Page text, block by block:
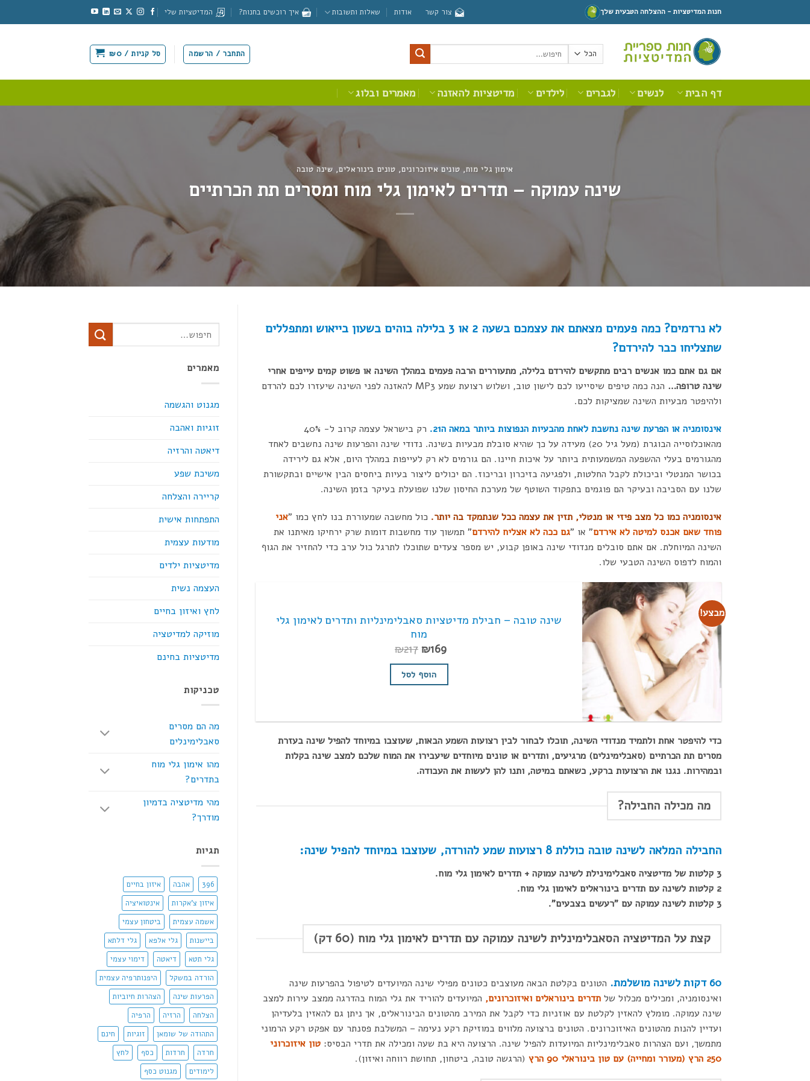
to
חנות המדיטציות - ההצלחה הטבעית שלך צור קשר אודות שאלות ותשובות איך רוכשים בחנות? המדיטציות שלי
התחבר / הרשמה סל קניות / ₪0
דף הבית לנשים לגברים לילדים מדיטציות להאזנה מאמרים ובלוג
אימון גלי מוח, טונים איזוכרונים, טונים בינוראלים, שינה טובה
שינה עמוקה – תדרים לאימון גלי מוח ומסרים תת הכרתיים
לא נרדמים? כמה פעמים מצאתם את עצמכם בשעה 2 או 3 בלילה בוהים בשעון בייאוש ומתפללים
שתצליחו כבר להירדם?
אם גם אתם כמו אנשים רבים מתקשים להירדם בלילה, מתעוררים הרבה פעמים במהלך השינה או פשוט קמים עייפים אחרי
שינה טרופה…
הנה כמה טיפים שיסייעו לכם לישון טוב, ושלוש רצועת שמע MP3 להאזנה לפני השינה שיעזרו לכם להרדם
ולהיפטר מבעיות השינה שמציקות לכם.
אינסומניה או הפרעת שינה נחשבת לאחת מהבעיות הנפוצות ביותר במאה ה21.
רק בישראל עצמה קרוב ל- 40%
מהאוכלוסייה הבוגרת (מעל גיל 20) מעידה על כך שהיא סובלת מבעיות בשינה. נדודי שינה והפרעות שינה נחשבים לאחד
מהגורמים בעלי ההשפעה המשמעותית ביותר על איכות חיינו. הם גורמים לא רק לעייפות במהלך היום, אלא גם לירידה
בכושר המנטלי וביכולת לקבל החלטות, ולפגיעה בזיכרון ובריכוז. הם יכולים ליצור בעיות ביחסים הבין אישיים ובתקשורת
שלנו עם הסביבה ובעיקר הם פוגמים בתפקוד השוטף של מערכת החיסון שלנו שפועלת בעיקר בזמן השינה.
אינסומניה כמו כל מצב פיזי או מנטלי, תזין את עצמה ככל שנתמקד בה יותר. כול מחשבה שמעוררת בנו לחץ כמו "אני
פוחד שאם אכנס למיטה לא אירדם" או "גם ככה לא אצליח להירדם" תמשוך עוד מחשבות דומות שרק ירחיקו מאיתנו את
השינה המיוחלת. אם אתם סובלים מנדודי שינה באופן קבוע, יש מספר צעדים שתוכלו לתרגל כול ערב כדי להחזיר את הגוף
והמוח לדפוס השינה הטבעי שלו.
מבצע!
שינה טובה – חבילת מדיטציות סאבלימינליות ותדרים לאימון גלי
מוח
₪217 המחיר
המקורי
היה:
₪217.
₪169המחיר
הוא: הוסף לסל
כדי להיפטר אחת ולתמיד מנדודי השינה, תוכלו לבחור לבין רצועות השמע הבאות, שעוצבו במיוחד להפיל שינה בעזרת
מסרים תת הכרתיים (סאבלימינלים) מרגיעים, ותדרים או טונים מיוחדים שיעבירו את המוח שלכם למצב שינה בקלות
ובמהירות. נגנו את הרצועות ברקע, כשאתם במיטה, ותנו להן לעשות את העבודה.
מה מכילה החבילה?
החבילה המלאה לשינה טובה כוללת 8 רצועות שמע להורדה, שעוצבו במיוחד להפיל שינה:
3 קלטות של מדיטציה סאבלימינילת לשינה עמוקה + תדרים לאימון גלי מוח.
2 קלטות לשינה עם תדרים בינוראלים לאימון גלי מוח.
3 קלטות לשינה עמוקה עם "רעשים בצבעים".
קצת על המדיטציה הסאבלימינלית לשינה עמוקה עם תדרים לאימון גלי מוח (60 דק)
60 דקות לשינה מושלמת. הטונים בקלטת הבאה מעוצבים כטונים מפילי שינה המיועדים לטיפול בהפרעות שינה
ואינסומניה, ומכילים מכלול של תדרים בינוראלים ואיזוכרונים, המיועדים להוריד את גלי המוח בהדרגה ממצב עירות למצב
שינה עמוקה. מומלץ להאזין לקלטת עם אוזניות כדי לקבל את המירב מהטונים הבינוראלים, אך ניתן גם להאזין בלעדיהן
ועדיין להנות מהטונים האיזוכרונים. הטונים ברצועה מלווים במוזיקת רקע נעימה – המשלבת פסנתר עם אפקט רקע הרמוני
מתמשך, ועם הצהרות סאבלימינליות המיועדות להפיל שינה. הרצועה היא בת שעה ומכילה את תדרי הבסיס: טון איזוכרוני
250 הרץ (מעורר ומחייה) עם טון בינוראלי 90 הרץ
(הרגשה טובה, ביטחון, תחושת רווחה ואיזון).
מאמרים
מגנוט והגשמה
זוגיות ואהבה
דיאטה והרזיה
משיכת שפע
קריירה והצלחה
התפתחות אישית
מודעות עצמית
מדיטציות ילדים
העצמה נשית
לחץ ואיזון בחיים
מוזיקה למדיטציה
מדיטציות בחינם
טכניקות
מה הם מסרים
סאבלימינלים
מהו אימון גלי מוח
בתדרים?
מהי מדיטציה בדמיון
מודרך?
תגיות
396 אהבה
איזון בחיים
איזון צ'אקרות
אינטואיציה
אשמה עצמית
ביטחון עצמי
ביישנות
גלי אלפא
גלי דלתא
גלי תטא
דיאטה
דימוי עצמי
הורדה במשקל
היפנותרפיה עצמית
הפרעות שינה
הצהרות חיוביות
הצלחה
הרזיה
הרפיה
התהודה של שומאן
זוגיות
חינם
חרדה
חרדות כסף
לחץ
לימודים
מגנוט כסף